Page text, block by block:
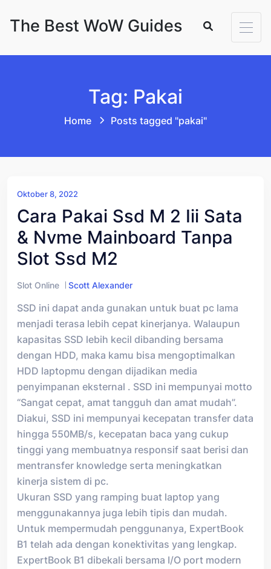
The Best WoW Guides
Tag: Pakai
Home Posts tagged "pakai"
Oktober 8, 2022
Cara Pakai Ssd M 2 Iii Sata
& Nvme Mainboard Tanpa
Slot Ssd M2
Slot Online Scott Alexander
SSD ini dapat anda gunakan untuk buat pc lama
menjadi terasa lebih cepat kinerjanya. Walaupun
kapasitas SSD lebih kecil dibanding bersama
dengan HDD, maka kamu bisa mengoptimalkan
HDD laptopmu dengan dijadikan media
penyimpanan eksternal . SSD ini mempunyai motto
“Sangat cepat, amat tangguh dan amat mudah”.
Diakui, SSD ini mempunyai kecepatan transfer data
hingga 550MB/s, kecepatan baca yang cukup
tinggi yang membuatnya responsif saat berisi dan
mentransfer knowledge serta meningkatkan
kinerja sistem di pc.
Ukuran SSD yang ramping buat laptop yang
menggunakannya juga lebih tipis dan mudah.
Untuk mempermudah penggunanya, ExpertBook
B1 telah ada dengan konektivitas yang lengkap.
ExpertBook B1 dibekali bersama I/O port modern